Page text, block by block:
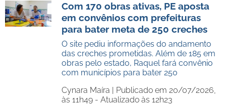
Com 170 obras ativas, PE aposta
em convênios com prefeituras
para bater meta de 250 creches
O site pediu informações do andamento
das creches prometidas. Além de 185 em
obras pelo estado, Raquel fará convênio
com municípios para bater 250
Cynara Maíra | Publicado em 20/07/2026,
às 11h49 - Atualizado às 12h23